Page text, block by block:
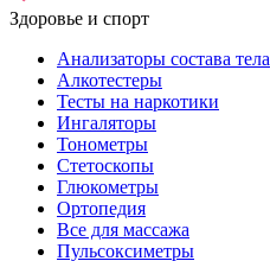
Здоровье и спорт
Анализаторы состава тела
Алкотестеры
Тесты на наркотики
Ингаляторы
Тонометры
Стетоскопы
Глюкометры
Ортопедия
Все для массажа
Пульсоксиметры